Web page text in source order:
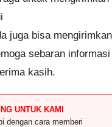
juga bisa mengirimkan
sebaran informasi
kasih.
UNTUK KAMI
dengan cara memberi